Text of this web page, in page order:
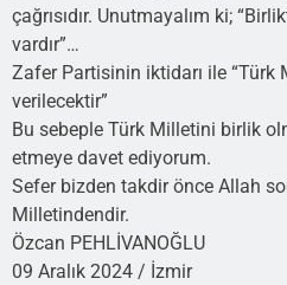
çağrısıdır. Unutmayalım ki;
vardır”…
Zafer Partisinin iktidarı ile “Türk
verilecektir”
Bu sebeple Türk Milletini birlik
etmeye davet ediyorum.
Sefer bizden takdir önce Allah
Milletindendir.
Özcan PEHLİVANOĞLU
09 Aralık 2024 / İzmir